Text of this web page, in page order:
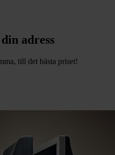
adress
till det bästa priset!